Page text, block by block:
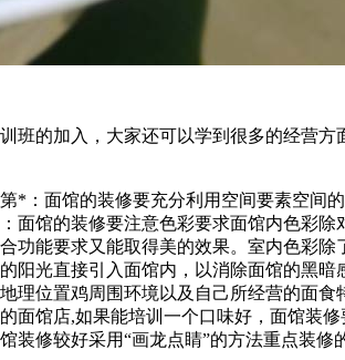
班的加入，大家还可以学到很多的经营方
*：面馆的装修要充分利用空间要素空间
面馆的装修要注意色彩要求面馆内色彩除
功能要求又能取得美的效果。室内色彩除
阳光直接引入面馆内，以消除面馆的黑暗
理位置鸡周围环境以及自己所经营的面食
面馆店,如果能培训一个口味好，面馆装
修较好采用“画龙点睛”的方法重点装修